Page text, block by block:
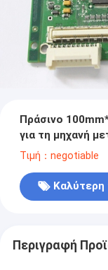
Πράσινο
για τη μηχανή
Τιμή：negotiable
Καλύτερη
Περιγραφή